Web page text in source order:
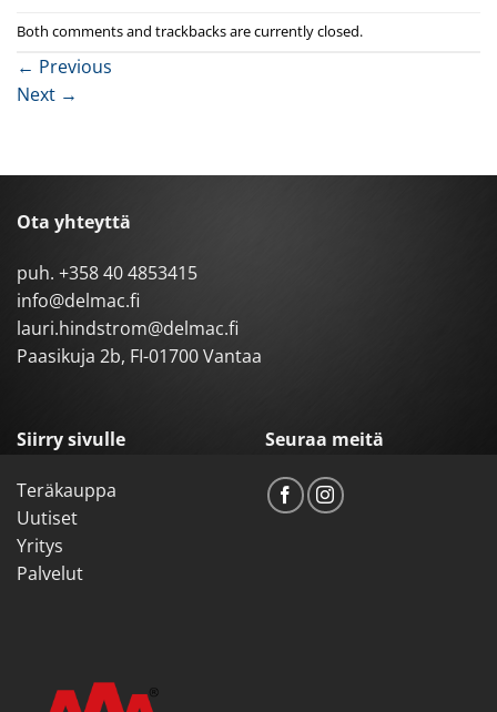
Both comments and trackbacks are currently closed.
← Previous
Next →
Ota yhteyttä
puh. +358 40 4853415
info@delmac.fi
lauri.hindstrom@delmac.fi
Paasikuja 2b, FI-01700 Vantaa
Siirry sivulle
Teräkauppa
Uutiset
Yritys
Palvelut
Seuraa meitä